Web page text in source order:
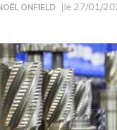
ONFIELD |le 27/01/